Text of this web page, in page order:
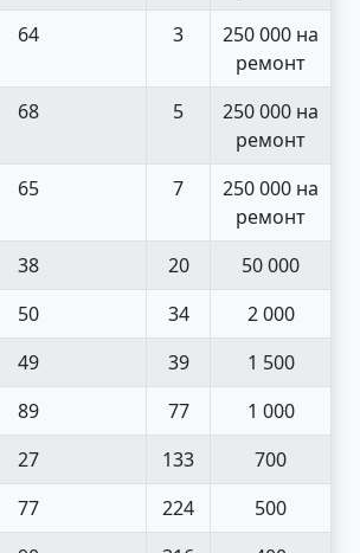
64 3
250 000 на
ремонт
68 5
250 000 на
ремонт
65 7
250 000 на
ремонт
38 20
50 000
50 34
2 000
49 39
1 500
89 77
1 000
27 133
700
77 224
500